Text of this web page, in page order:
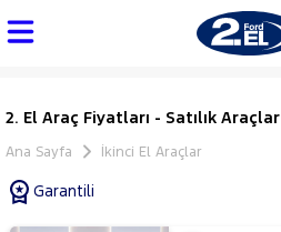
2. El Araç Fiyatları - Satılık Araçlar
Ana Sayfa İkinci El Araçlar
Garantili